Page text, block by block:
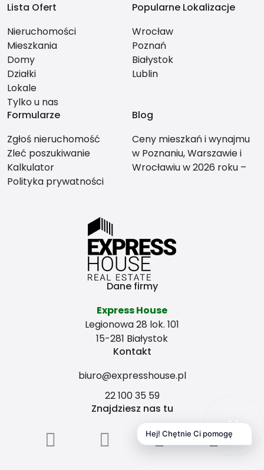
Lista Ofert
Nieruchomości
Mieszkania
Domy
Działki
Lokale
Tylko u nas
Popularne Lokalizacje
Wrocław
Poznań
Białystok
Lublin
Formularze
Zgłoś nieruchomość
Zleć poszukiwanie
Kalkulator
Polityka prywatności
Blog
Ceny mieszkań i wynajmu
w Poznaniu, Warszawie i
Wrocławiu w 2026 roku –
Dane firmy
Express House
Legionowa 28 lok. 101
15-281 Białystok
Kontakt
biuro@expresshouse.pl
22 100 35 59
Znajdziesz nas tu
Hej! Chętnie Ci pomogę